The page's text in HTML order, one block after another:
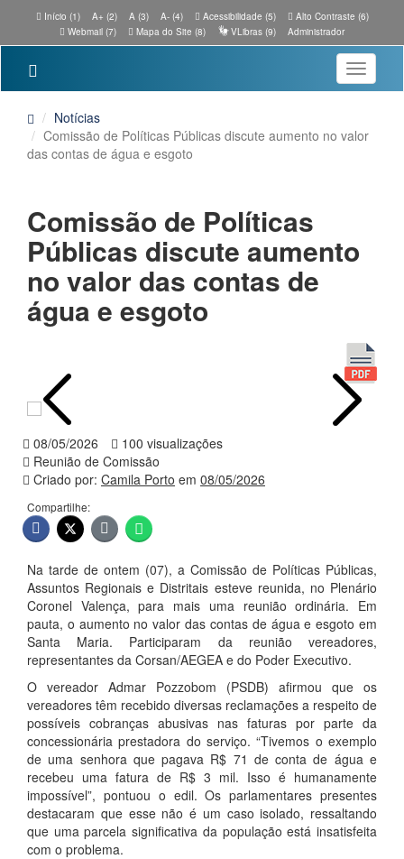
Início (1) A+ (2) A (3) A- (4) Acessibilidade (5)
Alto Contraste (6)
Webmail (7)
Mapa do Site (8) VLibras (9) Administrador
Toggle
Notícias
Comissão de Políticas Públicas discute aumento no valor
das contas de água e esgoto
Comissão de Políticas
Públicas discute aumento
no valor das contas de
água e esgoto
08/05/2026
100 visualizações
Reunião de Comissão
Criado por: Camila Porto em 08/05/2026
Compartilhe:
Na tarde de ontem (07), a Comissão de Políticas Públicas,
Assuntos Regionais e Distritais esteve reunida, no Plenário
Coronel Valença, para mais uma reunião ordinária. Em
pauta, o aumento no valor das contas de água e esgoto em
Santa Maria. Participaram da reunião vereadores,
representantes da Corsan/AEGEA e do Poder Executivo.
O vereador Admar Pozzobom (PSDB) afirmou que os
vereadores têm recebido diversas reclamações a respeito de
possíveis cobranças abusivas nas faturas por parte da
concessionária prestadora do serviço. “Tivemos o exemplo
de uma senhora que pagava R$ 71 de conta de água e
recebeu uma fatura de R$ 3 mil. Isso é humanamente
impossível”, pontuou o edil. Os parlamentares presentes
destacaram que esse não é um caso isolado, ressaltando
que uma parcela significativa da população está insatisfeita
com o problema.